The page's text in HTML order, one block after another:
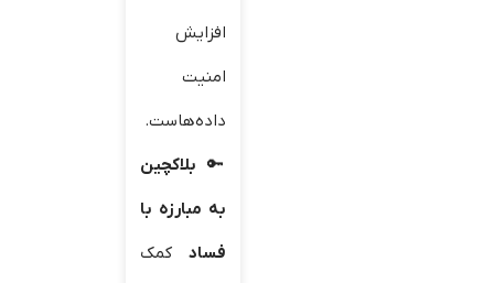
افزایش
امنیت
داده‌هاست.
بلاکچین
به مبارزه با
فساد کمک